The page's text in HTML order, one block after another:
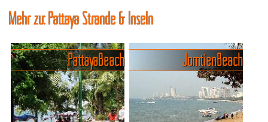
Mehr zu: Pattaya Strände & Inseln
Pattaya Beach Jomtien Beach